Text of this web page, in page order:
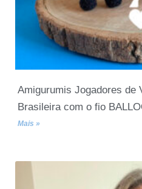
Amigurumis Jogadores de
Brasileira com o fio
Mais »